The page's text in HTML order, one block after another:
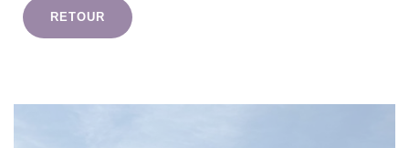
RETOUR